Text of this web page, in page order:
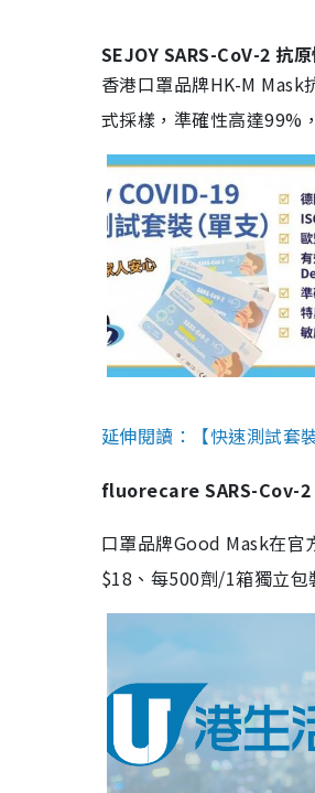
SEJOY SARS-CoV-2 抗
香港口罩品牌HK-M
式採樣，準確性高達99%
延伸閱讀：【快速測試套
fluorecare SARS-Cov-2
口罩品牌Good Mask在官
$18、每500劑/1箱獨立包